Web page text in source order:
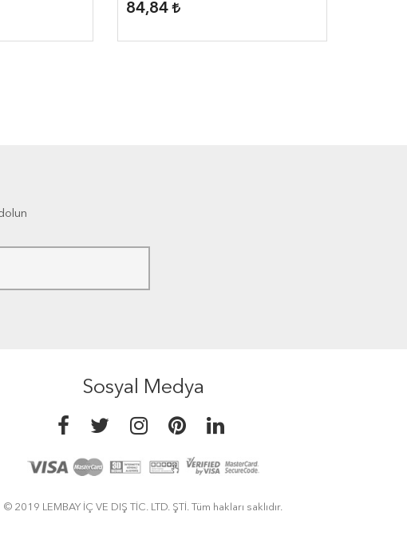
84,84
Sosyal Medya
© 2019 LEMBAY İÇ VE DIŞ TİC. LTD. ŞTİ. Tüm hakları saklıdır.